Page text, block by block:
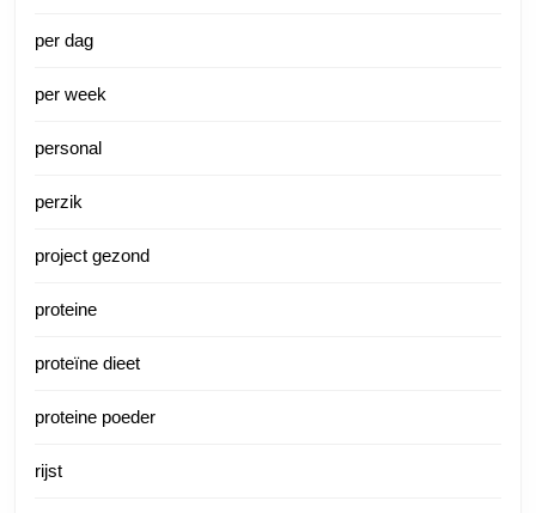
per dag
per week
personal
perzik
project gezond
proteine
proteïne dieet
proteine poeder
rijst